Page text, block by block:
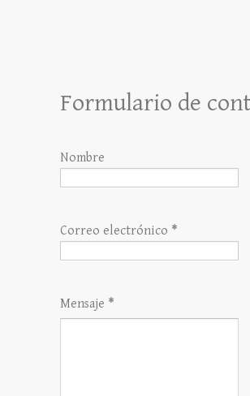
Formulario de
Nombre
Correo electrónico *
Mensaje *